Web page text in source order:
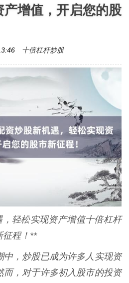
增值，开启您的股
十倍杠杆炒股
轻松实现资产增值十倍杠杆
征程！**
中，炒股已成为许多人实现资
而，对于许多初入股市的投资